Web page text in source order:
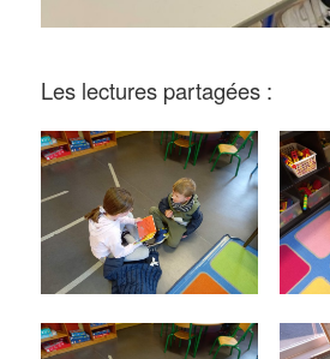
Les lectures partagées :